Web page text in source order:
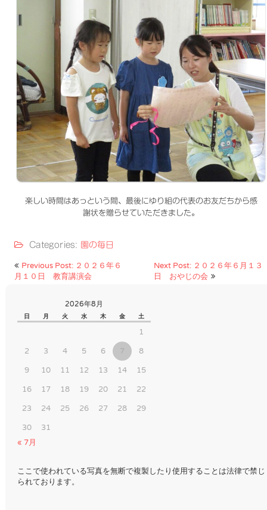
楽しい時間はあっという間、最後にゆり組の代表のお友だちから感
謝状を贈らせていただきました。
Categories: 園の毎日
投
稿
ビ
ー
シ
ョ
ン
Previous Post: ２０２６年６
月１０日 教育講演会
Next Post: ２０２６年６月１３
日 おやじの会
2026年8月
日 月 火 水 木 金 土
1
2
3 4 5 6 7
8
9
10 11 12 13 14
15
16
17 18 19 20 21
22
23
24 25 26 27 28
29
30
31
« 7月
ここで使われている写真を無断で複製したり使用することは法律で禁じ
られております。